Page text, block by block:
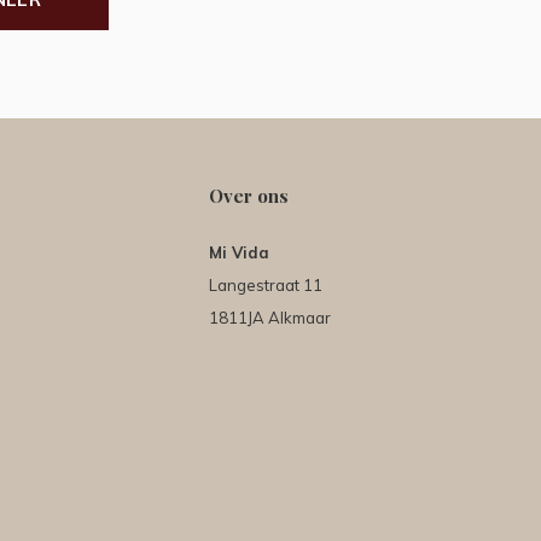
Over ons
Mi Vida
Langestraat 11
1811JA Alkmaar